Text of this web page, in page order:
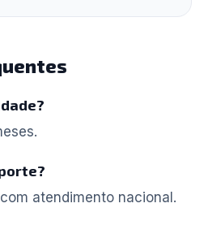
atendimento nacional.